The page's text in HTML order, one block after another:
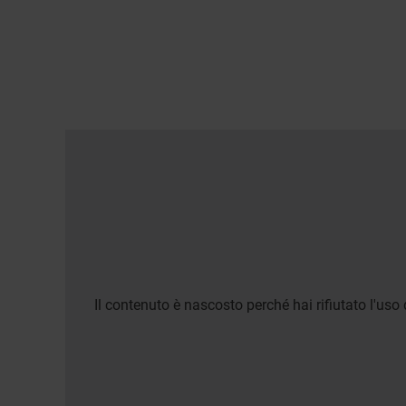
Il contenuto è nascosto perché hai rifiutato